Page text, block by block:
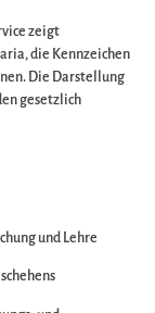
Sie
zeigt
die Kennzeichen
Die Darstellung
gesetzlich
und Lehre